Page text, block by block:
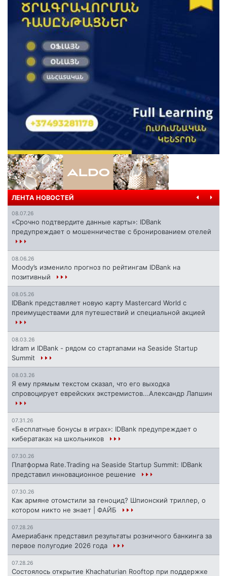
ЛЕНТА НОВОСТЕЙ
08.07.26
«Срочно подтвердите данные карты»: IDBank
предупреждает о мошенничестве с бронированием отелей
08.06.26
Moody’s изменило прогноз по рейтингам IDBank на
позитивный
08.05.26
IDBank представляет новую карту Mastercard World с
преимуществами для путешествий и специальной акцией
08.03.26
Idram и IDBank - рядом со стартапами на Seaside Startup
Summit
08.03.26
Я ему прямым текстом сказал, что его выходка
спровоцирует еврейских экстремистов...Александр Лапшин
07.31.26
«Бесплатные бонусы в играх»: IDBank предупреждает о
кибератаках на школьников
07.30.26
Платформа Rate.Trading на Seaside Startup Summit: IDBank
представил инновационное решение
07.30.26
Как армяне отомстили за геноцид? Шпионский триллер, о
котором никто не знает | ФАЙБ
07.28.26
Америабанк представил результаты розничного банкинга за
первое полугодие 2026 года
07.28.26
Состоялось открытие Khachaturian Rooftop при поддержке